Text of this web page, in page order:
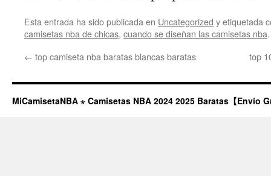
Esta entrada ha sido publicada en Uncategorized y etiquetada
camisetas nba de chicas, cuando se diseñan las camisetas nba
← top camiseta nba baratas blancas baratas top
MiCamisetaNBA ⋆ Camisetas NBA 2024 2025 Baratas【Envío